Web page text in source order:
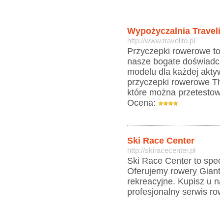
Wypożyczalnia
http://www.travelito.pl
Przyczepki rowerowe
nasze bogate
modelu dla każdej
przyczepki rowerowe
które można
Ocena:
Ski Race Center
http://skiracecenter.pl
Ski Race Center to
Oferujemy rowery
rekreacyjne. Kupisz u
profesjonalny serwis